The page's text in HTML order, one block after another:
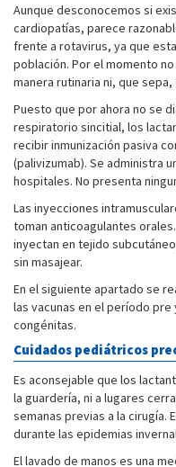
Aunque desconocemos si
cardiopatías, parece
frente a rotavirus, ya que
población. Por el momento
manera rutinaria ni, que
Puesto que por ahora no se
respiratorio sincitial, los
recibir inmunización pasiva
(palivizumab). Se administra
hospitales. No presenta
Las inyecciones
toman anticoagulantes
inyectan en tejido
sin masajear.
En el siguiente apartado se
las vacunas en el período
congénitas.
Cuidados pediátricos
Es aconsejable que los
la guardería, ni a lugares
semanas previas a la
durante las epidemias
El lavado de manos es una